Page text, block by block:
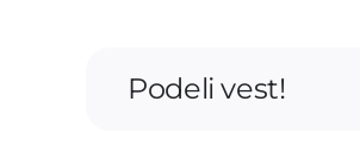
Podeli vest!